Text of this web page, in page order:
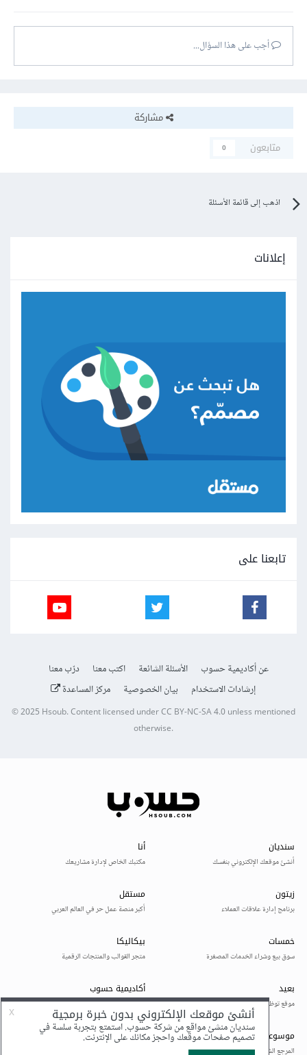
أجب على هذا السؤال...
مشاركة
متابعون
0
اذهب إلى قائمة الأسئلة
إعلانات
تابعنا على
عن أكاديمية حسوب الأسئلة الشائعة اكتب معنا
درّب معنا
إرشادات الاستخدام
بيان الخصوصية مركز المساعدة
© 2025Hsoub.Content licensed underCC BY-NC-SA 4.0unless mentioned
otherwise.